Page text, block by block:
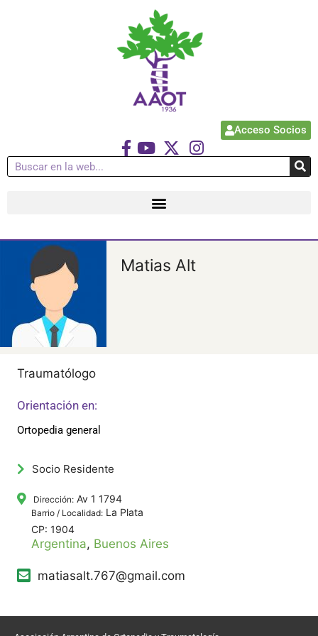
Acceso Socios
Matias Alt
Traumatólogo
Orientación en:
Ortopedia general
Socio Residente
Dirección: Av 1 1794
Barrio / Localidad: La Plata
CP: 1904
Argentina, Buenos Aires
matiasalt.767@gmail.com